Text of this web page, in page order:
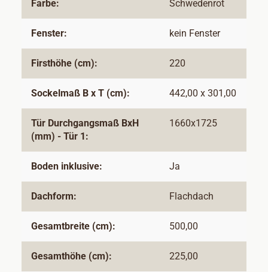
Farbe: Schwedenrot
Fenster: kein Fenster
Firsthöhe (cm): 220
Sockelmaß B x T (cm): 442,00 x 301,00
Tür Durchgangsmaß BxH
(mm) - Tür 1:
1660x1725
Boden inklusive: Ja
Dachform: Flachdach
Gesamtbreite (cm): 500,00
Gesamthöhe (cm): 225,00